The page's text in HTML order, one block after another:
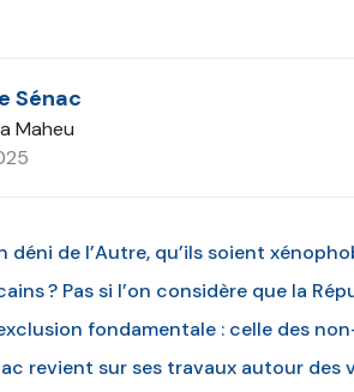
Sénac
Maheu
déni de l’Autre, qu’ils soient
? Pas si l’on considère que la
fondamentale : celle des
revient sur ses travaux autour des